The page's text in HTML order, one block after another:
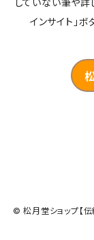
していない筆や詳
インサイト」ボ
© 松月堂ショップ【